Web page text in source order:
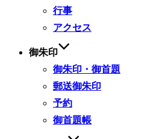
行事
アクセス
御朱印
御朱印・御首題
郵送御朱印
予約
御首題帳